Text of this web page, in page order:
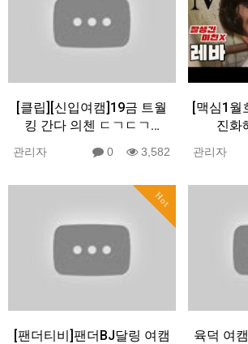
[클립][신입여캠]19금 트월
킹 간다 의첸 ㄷㄱㄷㄱ…
관리자 0 3,582
[맥심1월
진화
관리자
Hot
[팬더티비]팬더BJ달링 여캠
육덕 여